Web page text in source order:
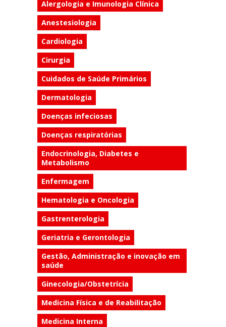
Alergologia e Imunologia Clínica
Anestesiologia
Cardiologia
Cirurgia
Cuidados de Saúde Primários
Dermatologia
Doenças infeciosas
Doenças respiratórias
Endocrinologia, Diabetes e
Metabolismo
Enfermagem
Hematologia e Oncologia
Gastrenterologia
Geriatria e Gerontologia
Gestão, Administração e inovação em
saúde
Ginecologia/Obstetrícia
Medicina Física e de Reabilitação
Medicina Interna